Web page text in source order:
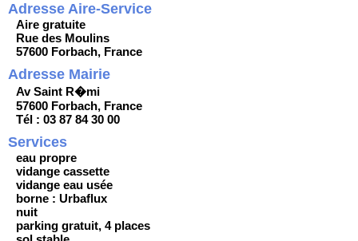
Adresse Aire-Service
Aire gratuite
Rue des Moulins
57600 Forbach, France
Adresse Mairie
Av Saint R�mi
57600 Forbach, France
Tél : 03 87 84 30 00
Services
eau propre
vidange cassette
vidange eau usée
borne : Urbaflux
nuit
parking gratuit, 4 places